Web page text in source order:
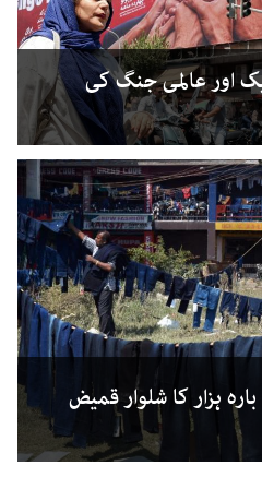
اور عالمی جنگ کی
ہزار کا شلوار قمیض